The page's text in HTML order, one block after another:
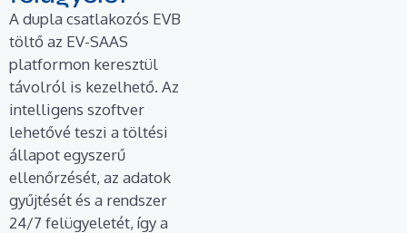
A dupla csatlakozós EVB
töltő az EV-SAAS
platformon keresztül
távolról is kezelhető. Az
intelligens szoftver
lehetővé teszi a töltési
állapot egyszerű
ellenőrzését, az adatok
gyűjtését és a rendszer
24/7 felügyeletét, így a